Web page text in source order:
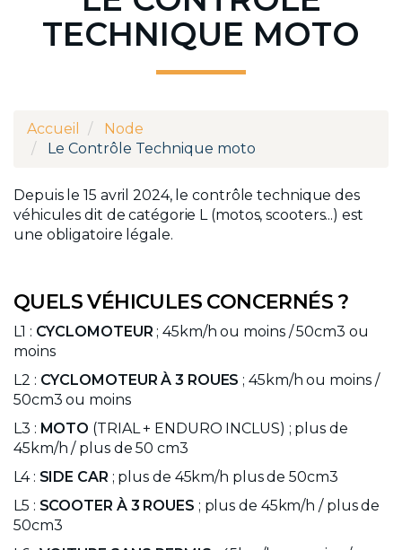
TECHNIQUE MOTO
Accueil
Node
Le Contrôle Technique moto
Depuis le 15 avril 2024, le contrôle technique des
véhicules dit de catégorie L (motos, scooters...) est
une obligatoire légale.
QUELS VÉHICULES CONCERNÉS ?
L1 : CYCLOMOTEUR ; 45km/h ou moins / 50cm3 ou
moins
L2 : CYCLOMOTEUR À 3 ROUES ; 45km/h ou moins /
50cm3 ou moins
L3 : MOTO (TRIAL + ENDURO INCLUS) ; plus de
45km/h / plus de 50 cm3
L4 : SIDE CAR ; plus de 45km/h plus de 50cm3
L5 : SCOOTER À 3 ROUES ; plus de 45km/h / plus de
50cm3